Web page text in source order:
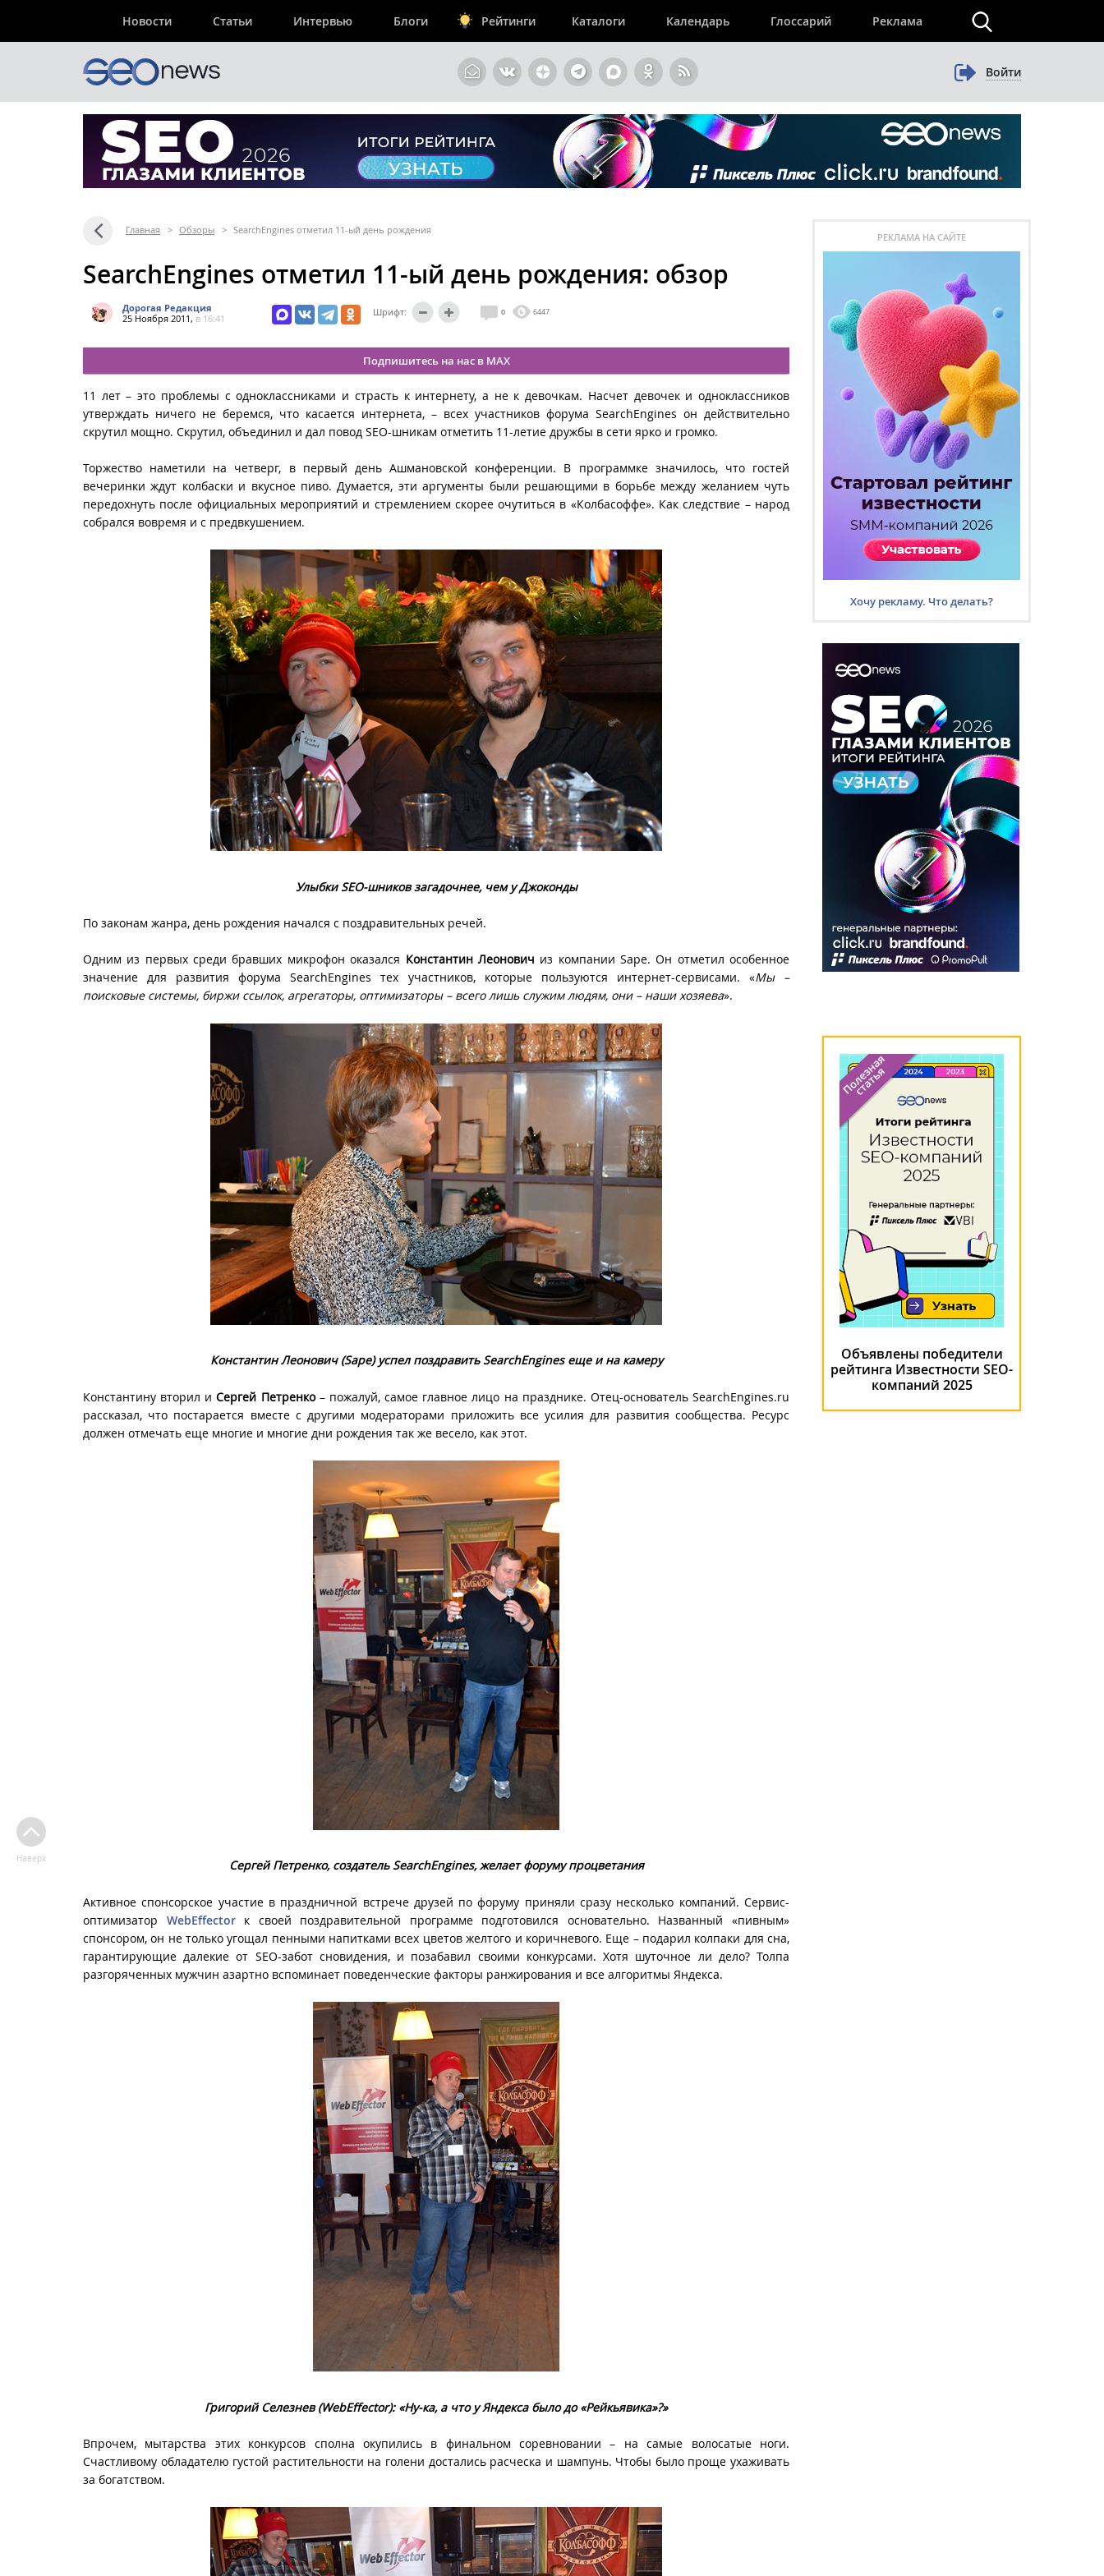
Новости Статьи Интервью Блоги Рейтинги Каталоги Календарь Глоссарий Реклама
Войти
Главная > Обзоры > SearchEngines отметил 11-ый день рождения
SearchEngines отметил 11-ый день рождения: обзор
Дорогая Редакция
25 Ноября 2011, в 16:41
Шрифт: 0 6447
Подпишитесь на нас в MAX
11 лет – это проблемы с одноклассниками и страсть к интернету, а не к девочкам. Насчет девочек и одноклассников
утверждать ничего не беремся, что касается интернета, – всех участников форума SearchEngines он действительно
скрутил мощно. Скрутил, объединил и дал повод SEO-шникам отметить 11-летие дружбы в сети ярко и громко.
Торжество наметили на четверг, в первый день Ашмановской конференции. В программке значилось, что гостей
вечеринки ждут колбаски и вкусное пиво. Думается, эти аргументы были решающими в борьбе между желанием чуть
передохнуть после официальных мероприятий и стремлением скорее очутиться в «Колбасоффе». Как следствие – народ
собрался вовремя и с предвкушением.
Улыбки SEO-шников загадочнее, чем у Джоконды
По законам жанра, день рождения начался с поздравительных речей.
Одним из первых среди бравших микрофон оказался Константин Леонович из компании Sape. Он отметил особенное
значение для развития форума SearchEngines тех участников, которые пользуются интернет-сервисами. «Мы –
поисковые системы, биржи ссылок, агрегаторы, оптимизаторы – всего лишь служим людям, они – наши хозяева».
Константин Леонович (Sape) успел поздравитьSearchEnginesеще и на камеру
Константину вторил иСергей Петренко– пожалуй, самое главное лицо на празднике. Отец-основатель SearchEngines.ru
рассказал, что постарается вместе с другими модераторами приложить все усилия для развития сообщества. Ресурс
должен отмечать еще многие и многие дни рождения так же весело, как этот.
Сергей Петренко, создательSearchEngines, желает форуму процветания
Активное спонсорское участие в праздничной встрече друзей по форуму приняли сразу несколько компаний. Сервис-
оптимизатор WebEffectorк своей поздравительной программе подготовился основательно. Названный «пивным»
спонсором, он не только угощал пенными напитками всех цветов желтого и коричневого. Еще – подарил колпаки для сна,
гарантирующие далекие от SEO-забот сновидения, и позабавил своими конкурсами. Хотя шуточное ли дело? Толпа
разгоряченных мужчин азартно вспоминает поведенческие факторы ранжирования и все алгоритмы Яндекса.
Григорий Селезнев (WebEffector): «Ну-ка, а что у Яндекса было до «Рейкьявика»?»
Впрочем, мытарства этих конкурсов сполна окупились в финальном соревновании ­– на самые волосатые ноги.
Счастливому обладателю густой растительности на голени достались расческа и шампунь. Чтобы было проще ухаживать
за богатством.
Наверх
РЕКЛАМА НА САЙТЕ
Хочу рекламу. Что делать?
Объявлены победители
рейтинга Известности SEO-
компаний 2025